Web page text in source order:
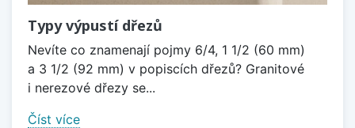
Typy výpustí dřezů
Nevíte co znamenají pojmy 6/4, 1 1/2 (60 mm)
a 3 1/2 (92 mm) v popiscích dřezů? Granitové
i nerezové dřezy se...
Číst více